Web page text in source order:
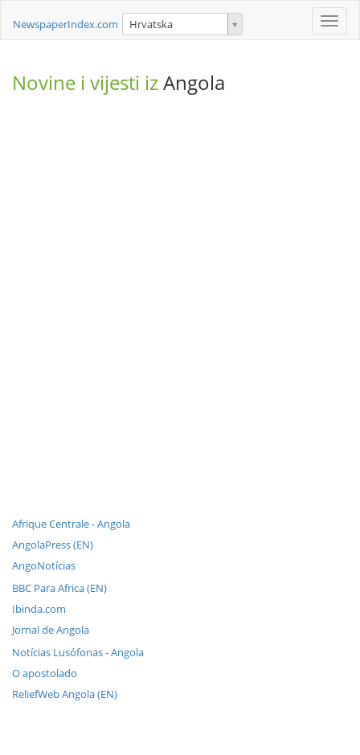
Toggle
NewspaperIndex.com Hrvatska
Novine i vijesti izAngola
Afrique Centrale - Angola
AngolaPress (EN)
AngoNotícias
BBC Para Africa (EN)
Ibinda.com
Jornal de Angola
Notícias Lusófonas - Angola
O apostolado
ReliefWeb Angola (EN)